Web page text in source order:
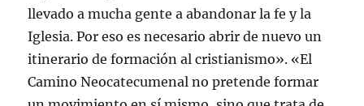
llevado a mucha gente a abandonar la fe y la
Iglesia. Por eso es necesario abrir de nuevo un
itinerario de formación al cristianismo». «El
Camino Neocatecumenal no pretende formar